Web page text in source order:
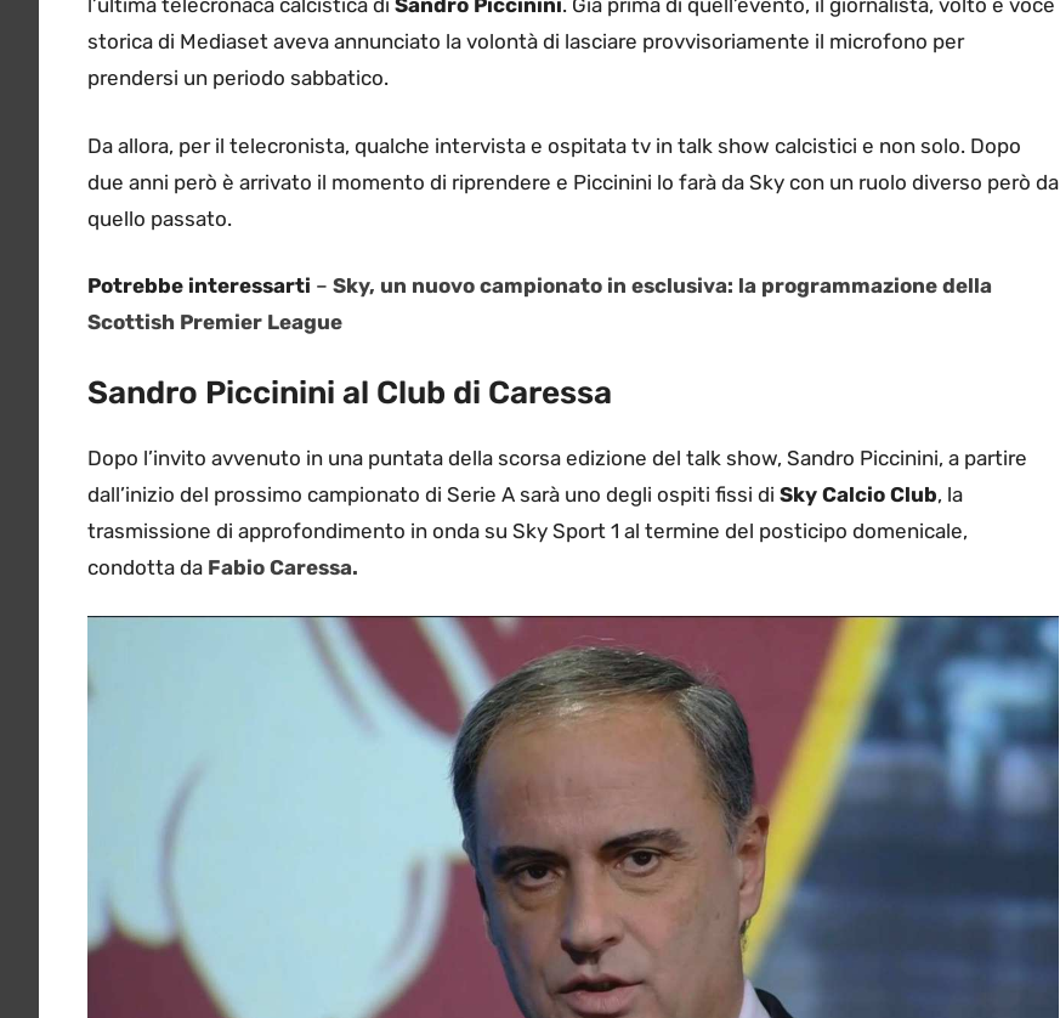
l’ultima telecronaca calcistica di Sandro Piccinini. Già prima di quell’evento, il giornalista, volto e voce
storica di Mediaset aveva annunciato la volontà di lasciare provvisoriamente il microfono per
prendersi un periodo sabbatico.
Da allora, per il telecronista, qualche intervista e ospitata tv in talk show calcistici e non solo. Dopo
due anni però è arrivato il momento di riprendere e Piccinini lo farà da Sky con un ruolo diverso però da
quello passato.
Potrebbe interessarti – Sky, un nuovo campionato in esclusiva: la programmazione della
Scottish Premier League
Sandro Piccinini al Club di Caressa
Dopo l’invito avvenuto in una puntata della scorsa edizione del talk show, Sandro Piccinini, a partire
dall’inizio del prossimo campionato di Serie A sarà uno degli ospiti fissi di Sky Calcio Club, la
trasmissione di approfondimento in onda su Sky Sport 1 al termine del posticipo domenicale,
condotta da Fabio Caressa.